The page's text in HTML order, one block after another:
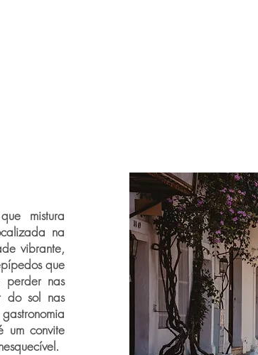
mistura
na
vibrante,
que
perder nas
do sol nas
um convite